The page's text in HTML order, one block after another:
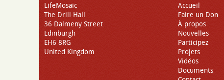
LifeMosaic
The Drill Hall
36 Dalmeny Street
Edinburgh
EH6 8RG
United Kingdom
Accueil
Faire un Don
À propos
Nouvelles
Participez
Projets
Vidéos
Documents